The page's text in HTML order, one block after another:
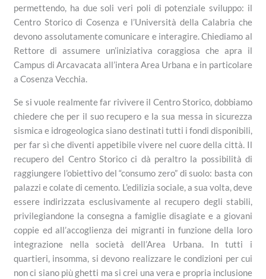
permettendo, ha due soli veri poli di potenziale sviluppo: il
Centro Storico di Cosenza e l’Università della Calabria che
devono assolutamente comunicare e interagire. Chiediamo al
Rettore di assumere un’iniziativa coraggiosa che apra il
Campus di Arcavacata all’intera Area Urbana e in particolare
a Cosenza Vecchia.
Se si vuole realmente far rivivere il Centro Storico, dobbiamo
chiedere che per il suo recupero e la sua messa in sicurezza
sismica e idrogeologica siano destinati tutti i fondi disponibili,
per far sì che diventi appetibile vivere nel cuore della città. Il
recupero del CentroStorico ci dà peraltro la possibilità di
raggiungere l’obiettivo del “consumo zero” di suolo: basta con
palazzi e colate di cemento. L’edilizia sociale, a sua volta, deve
essere indirizzata esclusivamente al recupero degli stabili,
privilegiandone la consegna a famiglie disagiate e a giovani
coppie ed all’accoglienza dei migranti in funzione della loro
integrazione nella società dell’Area Urbana. In tutti i
quartieri, insomma, si devono realizzare le condizioni per cui
non ci siano più ghetti ma si crei una vera e propria inclusione